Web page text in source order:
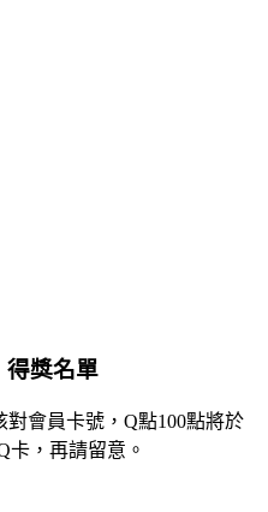
得獎名單
會員卡號，Q點100點將於
卡，再請留意。